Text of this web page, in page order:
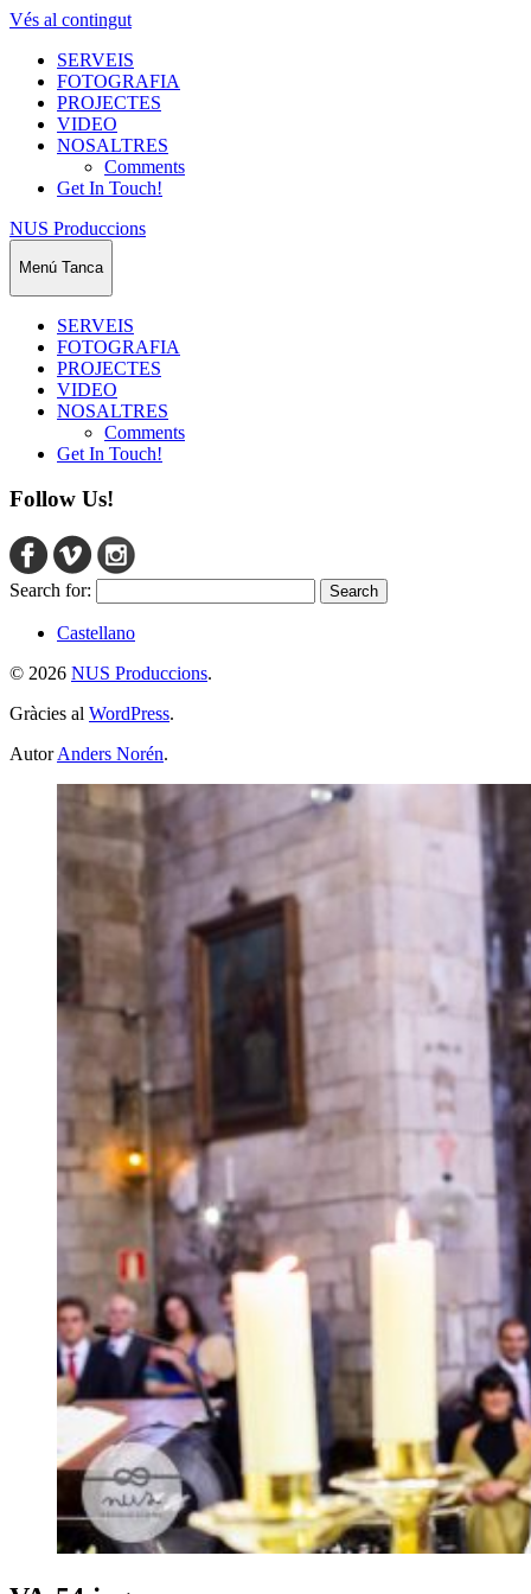
Vés al contingut
SERVEIS
FOTOGRAFIA
PROJECTES
VIDEO
NOSALTRES
Comments
Get In Touch!
NUS Produccions
Menú Tanca
SERVEIS
FOTOGRAFIA
PROJECTES
VIDEO
NOSALTRES
Comments
Get In Touch!
Follow Us!
Search for:
Castellano
© 2026 NUS Produccions.
Gràcies al WordPress.
AutorAnders Norén.